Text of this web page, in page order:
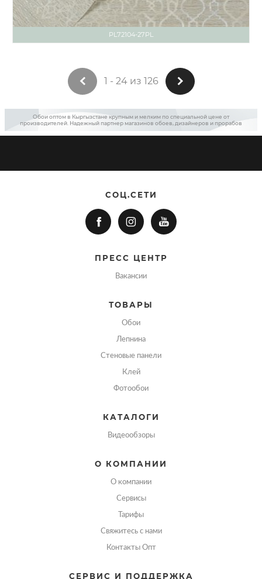
PL72104-27PL
1 - 24 из 126
Обои оптом в Кыргызстане крупным и мелким по специальной цене от
производителей. Надежный партнер магазинов обоев, дизайнеров и прорабов
СОЦ.СЕТИ
ПРЕСС ЦЕНТР
Вакансии
ТОВАРЫ
Обои
Лепнина
Стеновые панели
Клей
Фотообои
КАТАЛОГИ
Видеообзоры
О КОМПАНИИ
О компании
Сервисы
Тарифы
Свяжитесь с нами
Контакты Опт
СЕРВИС И ПОДДЕРЖКА